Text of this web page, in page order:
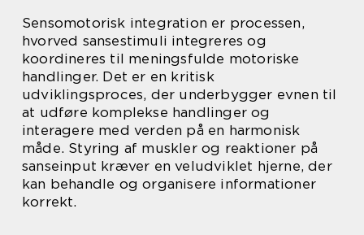
Sensomotorisk integration er processen,
hvorved sansestimuli integreres og
koordineres til meningsfulde motoriske
handlinger. Det er en kritisk
udviklingsproces, der underbygger evnen til
at udføre komplekse handlinger og
interagere med verden på en harmonisk
måde. Styring af muskler og reaktioner på
sanseinput kræver en veludviklet hjerne, der
kan behandle og organisere informationer
korrekt.